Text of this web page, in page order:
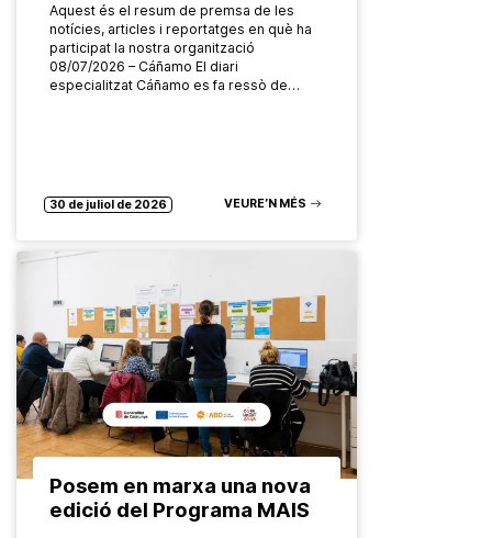
Aquest és el resum de premsa de les
notícies, articles i reportatges en què ha
participat la nostra organització
08/07/2026 – Cáñamo El diari
especialitzat Cáñamo es fa ressò de…
30 de juliol de 2026 VEURE’N MÉS
Posem en marxa una nova
edició del Programa MAIS